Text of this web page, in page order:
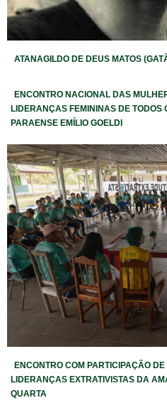
ATANAGILDO DE DEUS MATOS
ENCONTRO NACIONAL DAS
LIDERANÇAS FEMININAS DE TODOS
PARAENSE EMÍLIO GOELDI
ENCONTRO COM PARTICIPAÇÃO
LIDERANÇAS EXTRATIVISTAS DA
QUARTA